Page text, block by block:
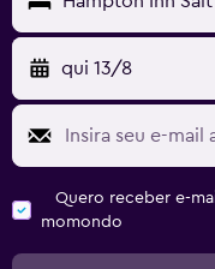
qui 13/8
Quero receber e-
momondo